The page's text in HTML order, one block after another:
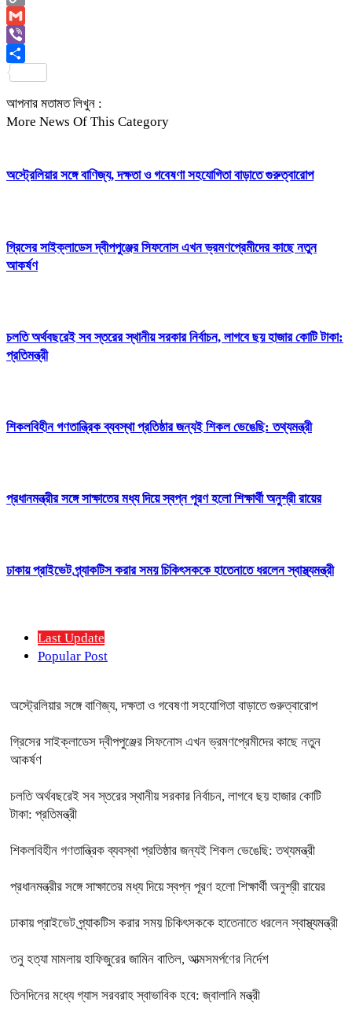
Copy
Link
Gmail
Viber
আপনার মতামত লিখুন :
More News Of This Category
অস্ট্রেলিয়ার সঙ্গে বাণিজ্য, দক্ষতা ও গবেষণা সহযোগিতা বাড়াতে গুরুত্বারোপ
গ্রিসের সাইক্লাডেস দ্বীপপুঞ্জের সিফনোস এখন ভ্রমণপ্রেমীদের কাছে নতুন
আকর্ষণ
চলতি অর্থবছরেই সব স্তরের স্থানীয় সরকার নির্বাচন, লাগবে ছয় হাজার কোটি টাকা:
প্রতিমন্ত্রী
শিকলবিহীন গণতান্ত্রিক ব্যবস্থা প্রতিষ্ঠার জন্যই শিকল ভেঙেছি: তথ্যমন্ত্রী
প্রধানমন্ত্রীর সঙ্গে সাক্ষাতের মধ্য দিয়ে স্বপ্ন পূরণ হলো শিক্ষার্থী অনুশ্রী রায়ের
ঢাকায় প্রাইভেট প্র্যাকটিস করার সময় চিকিৎসককে হাতেনাতে ধরলেন স্বাস্থ্যমন্ত্রী
Last Update
Popular Post
অস্ট্রেলিয়ার সঙ্গে বাণিজ্য, দক্ষতা ও গবেষণা সহযোগিতা বাড়াতে গুরুত্বারোপ
গ্রিসের সাইক্লাডেস দ্বীপপুঞ্জের সিফনোস এখন ভ্রমণপ্রেমীদের কাছে নতুন
আকর্ষণ
চলতি অর্থবছরেই সব স্তরের স্থানীয় সরকার নির্বাচন, লাগবে ছয় হাজার কোটি
টাকা: প্রতিমন্ত্রী
শিকলবিহীন গণতান্ত্রিক ব্যবস্থা প্রতিষ্ঠার জন্যই শিকল ভেঙেছি: তথ্যমন্ত্রী
প্রধানমন্ত্রীর সঙ্গে সাক্ষাতের মধ্য দিয়ে স্বপ্ন পূরণ হলো শিক্ষার্থী অনুশ্রী রায়ের
ঢাকায় প্রাইভেট প্র্যাকটিস করার সময় চিকিৎসককে হাতেনাতে ধরলেন স্বাস্থ্যমন্ত্রী
তনু হত্যা মামলায় হাফিজুরের জামিন বাতিল, আত্মসমর্পণের নির্দেশ
তিনদিনের মধ্যে গ্যাস সরবরাহ স্বাভাবিক হবে: জ্বালানি মন্ত্রী